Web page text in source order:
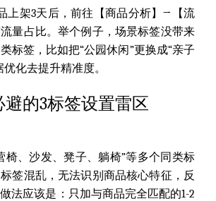
上架3天后，前往【商品分析】→【流
量占比。举个例子，场景标签没带来
标签，比如把“公园休闲”更换成“亲子
化去提升精准度。
的3标签设置雷区
椅、沙发、凳子、躺椅”等多个同类标
签混乱，无法识别商品核心特征，反
法应该是：只加与商品完全匹配的1-2